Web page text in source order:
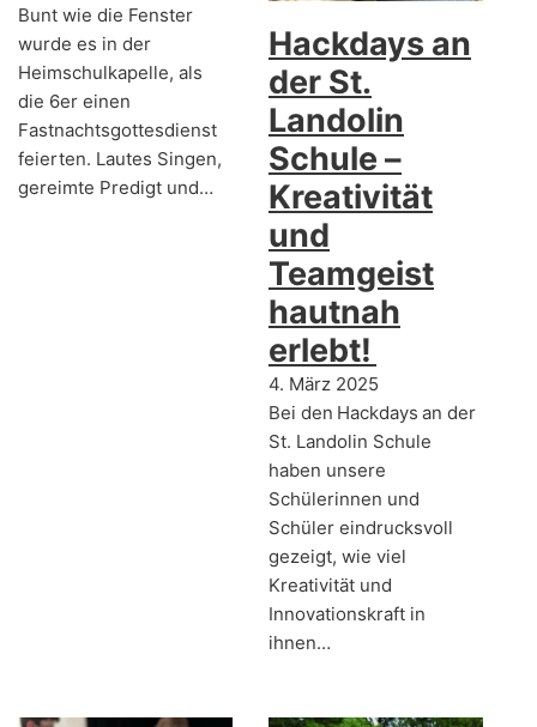
Bunt wie die Fenster
wurde es in der
Heimschulkapelle, als
die 6er einen
Fastnachtsgottesdienst
feierten. Lautes Singen,
gereimte Predigt und…
Hackdays an
der St.
Landolin
Schule –
Kreativität
und
Teamgeist
hautnah
erlebt!
4. März 2025
Bei den Hackdays an der
St. Landolin Schule
haben unsere
Schülerinnen und
Schüler eindrucksvoll
gezeigt, wie viel
Kreativität und
Innovationskraft in
ihnen…